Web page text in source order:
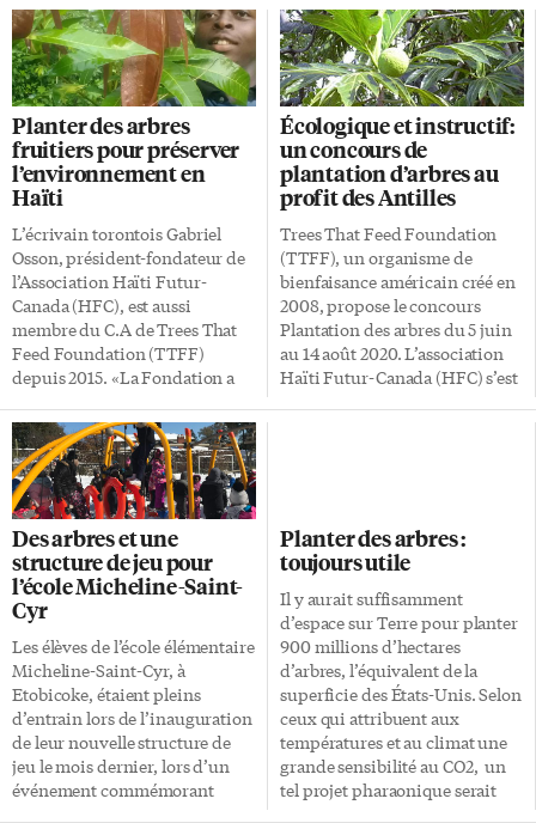
Planter des arbres
fruitiers pour préserver
l’environnement en
Haïti
L’écrivain torontois Gabriel
Osson, président-fondateur de
l’Association Haïti Futur-
Canada (HFC), est aussi
membre du C.A de Trees That
Feed Foundation (TTFF)
depuis 2015. «La Fondation a
arbres fruitiers pour préserver
l’environnement, nourrir les
gens et créer des emplois», dit-
il. «Elle recueille des fonds un
peu partout, surtout aux États-
Unis. Elle est présente dans 18
pays et a contribué à planter
plus de 200 000 arbres
nourriciers.» Dons d’arbre
véritable Dans son rapport
annuel 2020-2021 récemment
publié, la Fondation précise
que depuis 2919 Haïti bénéficie
de dons d’«arbre véritable» ou
«arbre à pain». TTFF est en […]
Écologique et instructif:
un concours de
plantation d’arbres au
profit des Antilles
Trees That Feed Foundation
(TTFF), un organisme de
bienfaisance américain créé en
2008, propose le concours
Plantation des arbres du 5 juin
au 14 août 2020. L’association
Haïti Futur-Canada (HFC) s’est
Alliance», explique Gabriel
Osson, président-fondateur de
HFC. Les gagnants se
mériteront plusieurs prix en
argent pouvant aller jusqu’à
1000 $.» «Les jeunes sont
particulièrement conviés à
s’impliquer dans ce projet
écologique et instructif au
courant de cet été. Il s’agit de
planter une graine […]
Des arbres et une
structure de jeu pour
l’école Micheline-Saint-
Cyr
Les élèves de l’école élémentaire
Micheline-Saint-Cyr, à
Etobicoke, étaient pleins
d’entrain lors de l’inauguration
de leur nouvelle structure de
jeu le mois dernier, lors d’un
événement commémorant
Planter des arbres :
toujours utile
Il y aurait suffisamment
d’espace sur Terre pour planter
900 millions d’hectares
d’arbres, l’équivalent de la
superficie des États-Unis. Selon
ceux qui attribuent aux
températures et au climat une
grande sensibilité au CO2, un
tel projet pharaonique serait